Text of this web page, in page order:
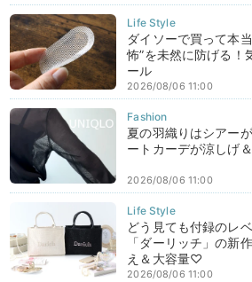
ダイソーで買って本
怖”を未然に防げる！
ール
2026/08/06 11:00
夏の羽織りはシアー
ートカーデが涼しげ
2026/08/06 11:00
どう見ても付録のレ
「ダーリッチ」の新
え＆大容量♡
2026/08/06 11:00